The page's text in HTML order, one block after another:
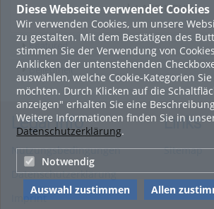
Diese Webseite verwendet Cookies
Wir verwenden Cookies, um unsere
zu gestalten. Mit dem Bestätigen des
stimmen Sie der Verwendung von
Anklicken der untenstehenden
auswählen, welche Cookie-Kategorien
möchten. Durch Klicken auf die
anzeigen" erhalten Sie eine
Weitere Informationen finden Sie in
Datenschutzerklärung.
Notwendig
Auswahl zustimmen Allen
LADE MEHR
Featured
Beliebtheit
Legal Info
Nutzungsbedingungen
Datenschutzerklärung
Imprint
Links
Sitemap